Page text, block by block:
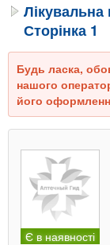
Сторінка 1
Будь ласка,
нашого
його
Є в наявності